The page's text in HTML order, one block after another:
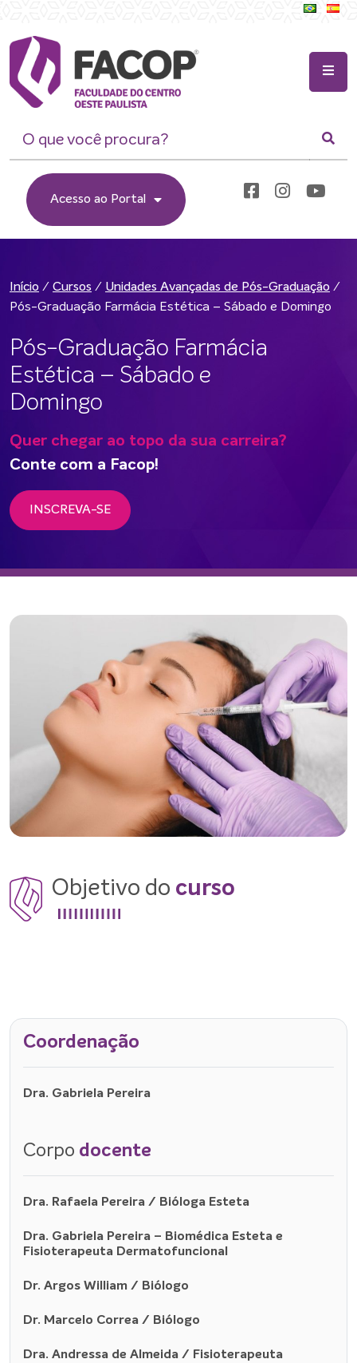
Acesso ao Portal
Início / Cursos / Unidades Avançadas de Pós-Graduação /
Pós-Graduação Farmácia Estética – Sábado e Domingo
Pós-Graduação Farmácia
Estética – Sábado e
Domingo
Quer chegar ao topo da sua carreira?
Conte com a Facop!
INSCREVA-SE
Objetivo do curso
Coordenação
Dra. Gabriela Pereira
Corpo docente
Dra. Rafaela Pereira / Bióloga Esteta
Dra. Gabriela Pereira – Biomédica Esteta e
Fisioterapeuta Dermatofuncional
Dr. Argos William / Biólogo
Dr. Marcelo Correa / Biólogo
Dra. Andressa de Almeida / Fisioterapeuta